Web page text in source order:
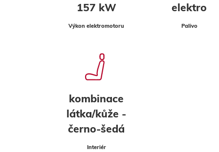
157 kW
Výkon elektromotoru
elektro
Palivo
kombinace
látka/kůže -
černo-šedá
Interiér